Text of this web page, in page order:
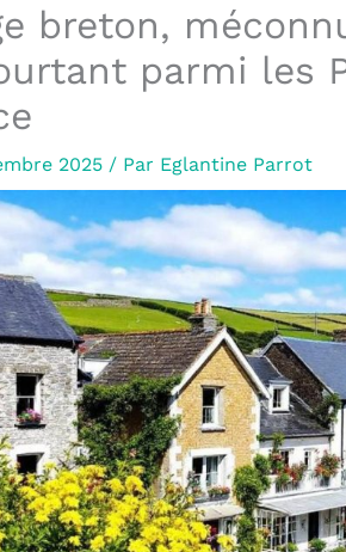
breton,
parmi les
2025 / Par Eglantine Parrot